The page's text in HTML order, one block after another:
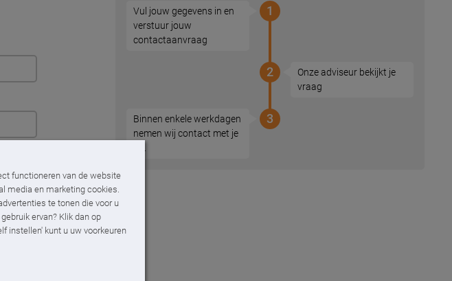
functioneren van de website
media en marketing cookies.
te tonen die voor u
ervan? Klik dan op
instellen' kunt u uw voorkeuren
Vul jouw gegevens in en
verstuur jouw
contactaanvraag
1
Onze adviseur bekijkt je
vraag
2
Binnen enkele werkdagen
nemen wij contact met je
3